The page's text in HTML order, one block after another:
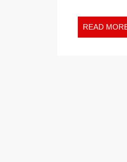
READ